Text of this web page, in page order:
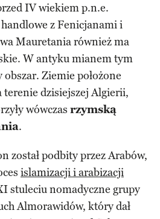
IV wiekiem p.n.e.
z Fenicjanami i
Mauretania również ma
W antyku mianem tym
Ziemie położone
terenie dzisiejszej Algierii,
wówczas rzymską
.
został podbity przez Arabów,
islamizacji i arabizacji
stuleciu nomadyczne grupy
Almorawidów, który dał